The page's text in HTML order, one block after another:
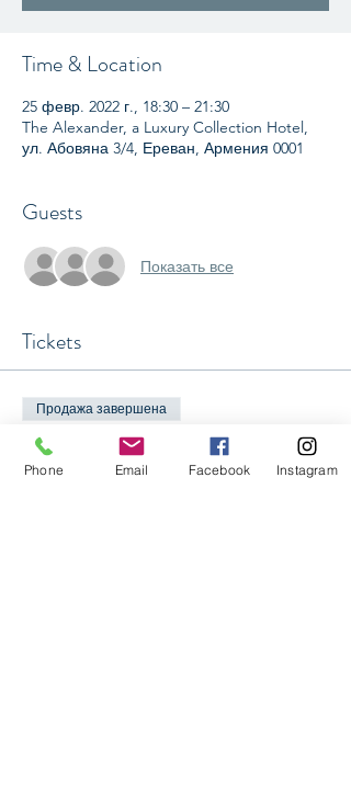
Time & Location
25 февр. 2022 г., 18:30 – 21:30
The Alexander, a Luxury Collection Hotel,
ул. Абовяна 3/4, Ереван, Армения 0001
Guests
Показать все
Tickets
Продажа завершена
Тип билета
Билетов/ Планирования и
Phone Email Facebook Instagram